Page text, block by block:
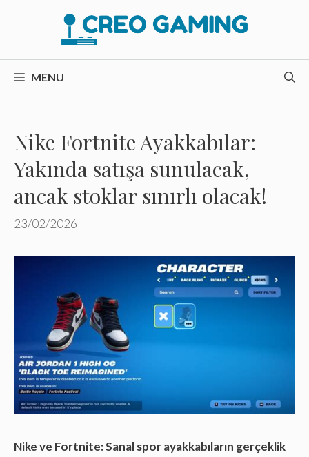
MENU
Nike Fortnite Ayakkabılar:
Yakında satışa sunulacak,
ancak stoklar sınırlı olacak!
23/02/2026
Nike ve Fortnite: Sanal spor ayakkabıların gerçeklik